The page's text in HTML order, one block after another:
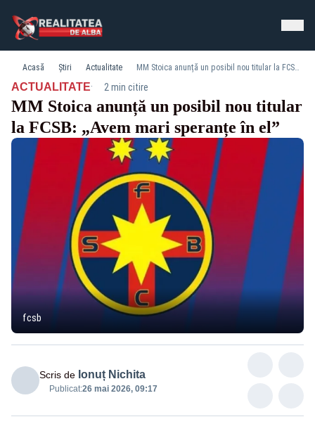
Acasă Știri Actualitate MM Stoica anunță un posibil nou titular la FCSB: „Avem mari speranțe în el”
ACTUALITATE· 2 min citire
MM Stoica anunță un posibil nou titular
la FCSB: „Avem mari speranțe în el”
fcsb
Scris de Ionuț Nichita
Publicat:26 mai 2026, 09:17